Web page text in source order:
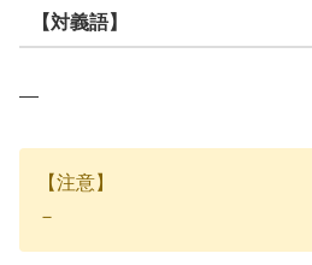
【対義語】
―
【注意】
－